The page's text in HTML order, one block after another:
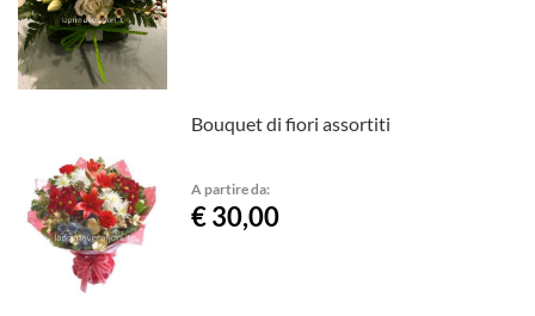
Bouquet di fiori assortiti
A partire da:
€ 30,00